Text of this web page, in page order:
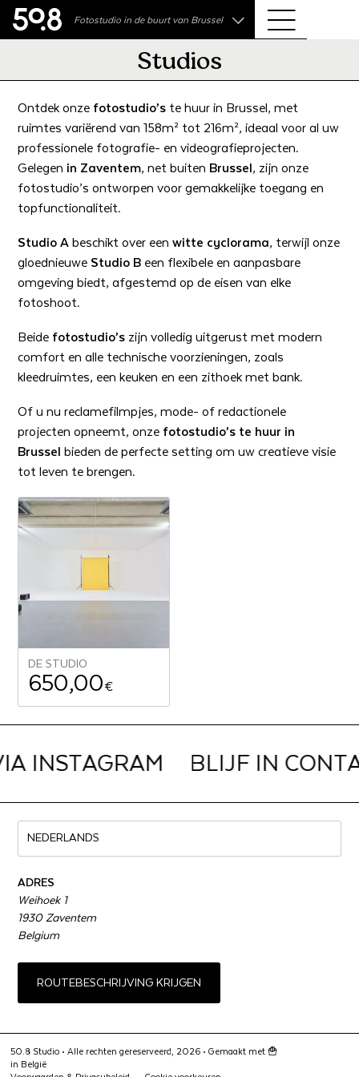
Fotostudio in de buurt van Brussel
.shop
Liva • High-End Photo, Sports Optics, Home Cinema
& Audio
Studios
Ontdek onze fotostudio’s te huur in Brussel, met
ruimtes variërend van 158m² tot 216m², ideaal voor al uw
professionele fotografie- en videografieprojecten.
Gelegenin Zaventem, net buiten Brussel, zijn onze
fotostudio’s ontworpen voor gemakkelijke toegang en
topfunctionaliteit.
Studio A beschikt over eenwitte cyclorama, terwijl onze
gloednieuwe Studio B een flexibele en aanpasbare
omgeving biedt, afgestemd op de eisen van elke
fotoshoot.
Beide fotostudio’s zijn volledig uitgerust met modern
comfort en alle technische voorzieningen, zoals
kleedruimtes, een keuken en een zithoek met bank.
Of u nu reclamefilmpjes, mode- of redactionele
projecten opneemt, onze fotostudio’s te huur in
Brussel bieden de perfecte setting om uw creatieve visie
tot leven te brengen.
DE STUDIO
650,00€
INSTAGRAM BLIJF IN
ADRES
Weihoek 1
1930 Zaventem
Belgium
ROUTEBESCHRIJVING KRIJGEN
50.8 Studio • Alle rechten gereserveerd, 2026 •Gemaakt met 🍟
in België